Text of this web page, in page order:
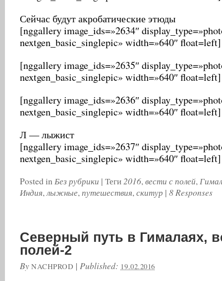
Сейчас будут акробатические этюды
[nggallery image_ids=»2634″
nextgen_basic_singlepic» width=»640″ float=left]
[nggallery image_ids=»2635″
nextgen_basic_singlepic» width=»640″ float=left]
[nggallery image_ids=»2636″
nextgen_basic_singlepic» width=»640″ float=left]
Л — лыжист
[nggallery image_ids=»2637″
nextgen_basic_singlepic» width=»640″ float=left]
Posted inБез рубрики | Теги2016,вести с полей,
Индия,лыжные,путешествия,скитур | 8 Responses
Северный путь в Гималаях,
полей-2
By NACHPROD |Published: 19.02.2016